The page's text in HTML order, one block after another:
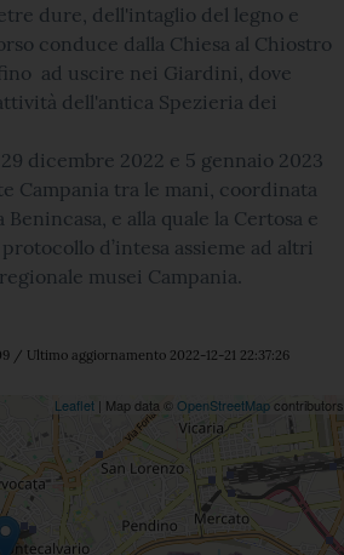
dure, dell'intaglio del legno e
conduce dalla Chiesa al Chiostro
ad uscire nei Giardini, dove
dell'antica Spezieria dei
dicembre 2022 e 5 gennaio 2023
Campania tra le mani, coordinata
e alla quale la Certosa e
d’intesa assieme ad altri
musei Campania.
/ Ultimo aggiornamento 2022-12-21 22:37:26
Leaflet | Map data © OpenStreetMapcontributors,